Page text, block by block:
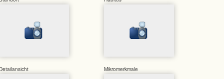
Mikromerkmale